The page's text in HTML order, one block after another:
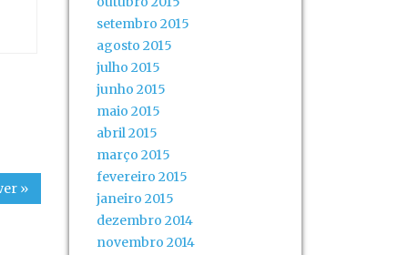
»
setembro 2015
agosto 2015
julho 2015
junho 2015
maio 2015
abril 2015
março 2015
fevereiro 2015
janeiro 2015
dezembro 2014
novembro 2014